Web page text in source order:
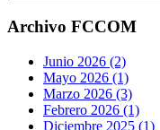
Archivo FCCOM
Junio 2026 (2)
Mayo 2026 (1)
Marzo 2026 (3)
Febrero 2026 (1)
Diciembre 2025 (1)